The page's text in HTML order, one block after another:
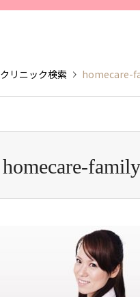
クリニック検索 homecare-
homecare-